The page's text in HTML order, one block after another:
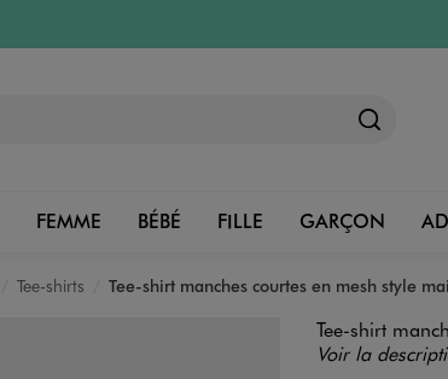
FEMME BÉBÉ FILLE GARÇON
Tee-shirts Tee-shirt manches courtes en mesh style
Tee-shirt
Voir la